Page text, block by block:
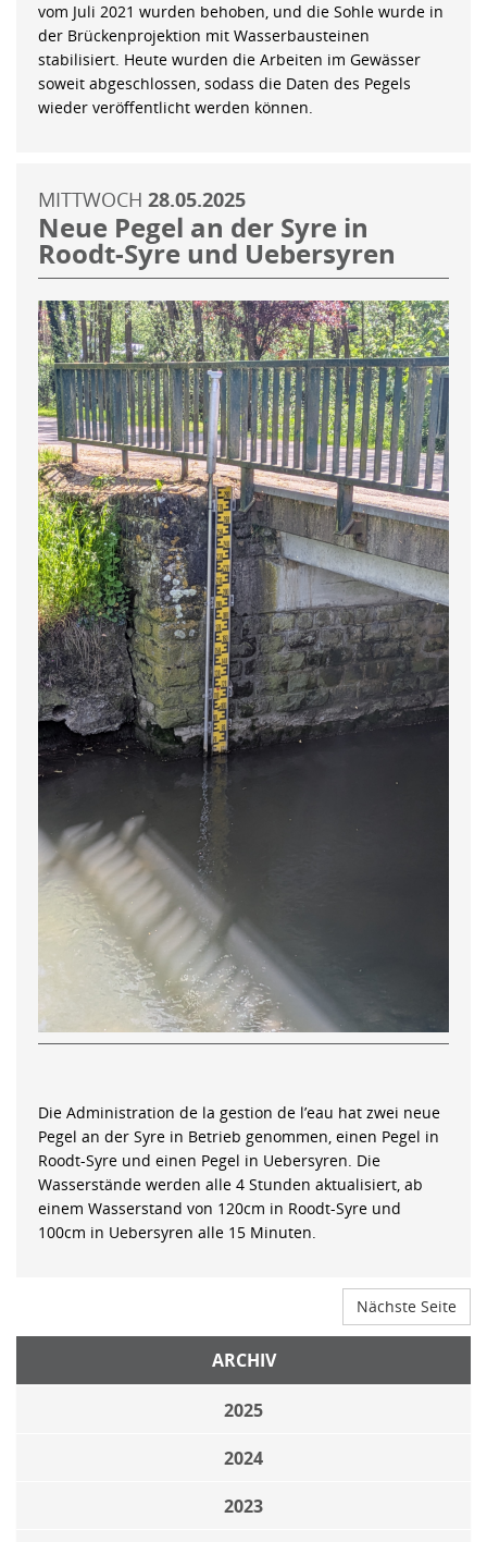
vom Juli 2021 wurden behoben, und die Sohle wurde in
der Brückenprojektion mit Wasserbausteinen
stabilisiert. Heute wurden die Arbeiten im Gewässer
soweit abgeschlossen, sodass die Daten des Pegels
wieder veröffentlicht werden können.
MITTWOCH 28.05.2025
Neue Pegel an der Syre in
Roodt-Syre und Uebersyren
Die Administration de la gestion de l’eau hat zwei neue
Pegel an der Syre in Betrieb genommen, einen Pegel in
Roodt-Syre und einen Pegel in Uebersyren. Die
Wasserstände werden alle 4 Stunden aktualisiert, ab
einem Wasserstand von 120cm in Roodt-Syre und
100cm in Uebersyren alle 15 Minuten.
Nächste Seite
ARCHIV
2025
2024
2023